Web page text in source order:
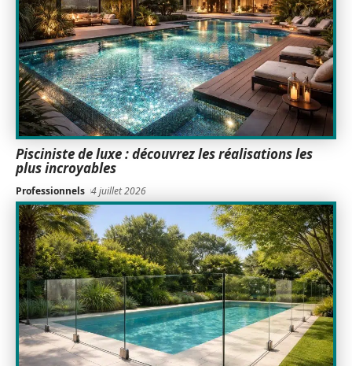
Pisciniste de luxe : découvrez les réalisations les
plus incroyables
Professionnels 4 juillet 2026